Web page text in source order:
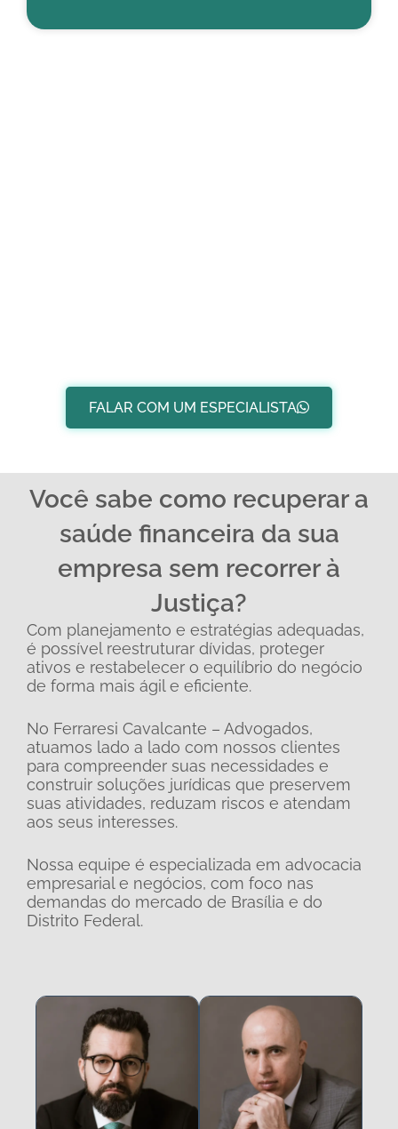
FALAR COM UM ESPECIALISTA
Você sabe como recuperar a
saúde financeira da sua
empresa sem recorrer à
Justiça?
Com planejamento e estratégias adequadas,
é possível reestruturar dívidas, proteger
ativos e restabelecer o equilíbrio do negócio
de forma mais ágil e eficiente.
No Ferraresi Cavalcante – Advogados,
atuamos lado a lado com nossos clientes
para compreender suas necessidades e
construir soluções jurídicas que preservem
suas atividades, reduzam riscos e atendam
aos seus interesses.
Nossa equipe é especializada em advocacia
empresarial e negócios, com foco nas
demandas do mercado de Brasília e do
Distrito Federal.